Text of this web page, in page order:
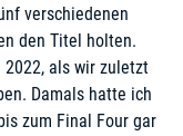
verschiedenen
den Titel holten.
2022, als wir zuletzt
Damals hatte ich
zum Final Four gar